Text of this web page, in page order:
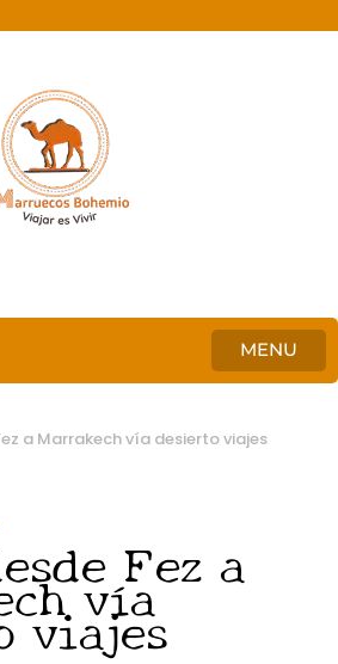
MENU
a Marrakech vía desierto viajes
Fez a
vía
viajes